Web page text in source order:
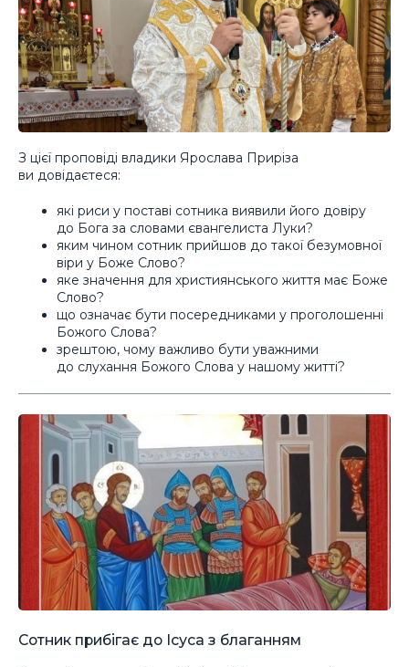
З цієї проповіді владики Ярослава Приріза
ви довідаєтеся:
які риси у поставі сотника виявили його довіру
до Бога за словами євангелиста Луки?
яким чином сотник прийшов до такої безумовної
віри у Боже Слово?
яке значення для християнського життя має Боже
Слово?
що означає бути посередниками у проголошенні
Божого Слова?
зрештою, чому важливо бути уважними
до слухання Божого Слова у нашому житті?
Сотник прибігає до Ісуса з благанням